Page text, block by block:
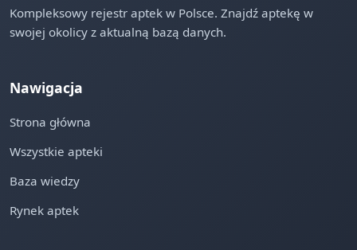
Kompleksowy rejestr aptek w Polsce. Znajdź aptekę w
swojej okolicy z aktualną bazą danych.
Nawigacja
Strona główna
Wszystkie apteki
Baza wiedzy
Rynek aptek